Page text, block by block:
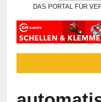
DAS PORTAL FÜR